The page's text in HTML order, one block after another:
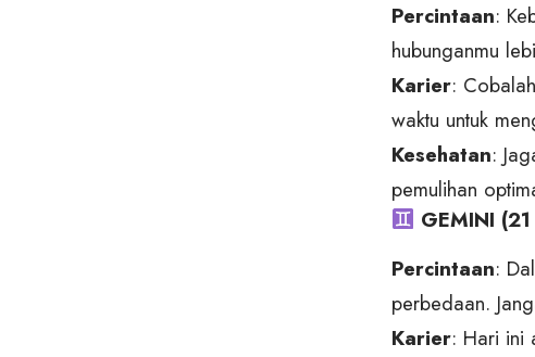
Percintaan:
hubunganmu
Karier:
waktu untuk
Kesehatan:
pemulihan
GEMINI
Percintaan:
perbedaan.
Karier: Hari ini